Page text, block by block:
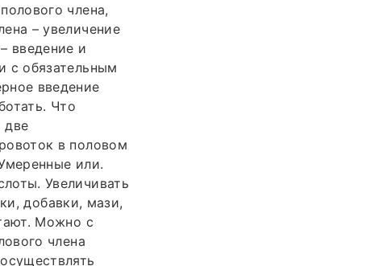
члена,
– увеличение
введение и
с обязательным
введение
Что
две
в половом
или.
Увеличивать
добавки, мази,
Можно с
члена